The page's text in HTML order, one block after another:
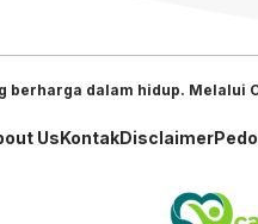
berharga dalam hidup. Melalui
UsKontakDisclaimer